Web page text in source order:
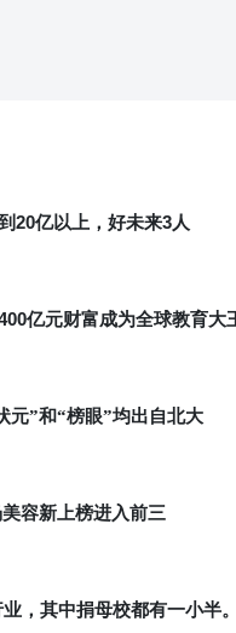
20亿以上，好未来3人
亿元财富成为全球教育大
元”和“榜眼”均出自北大
容新上榜进入前三
，其中捐母校都有一小半。